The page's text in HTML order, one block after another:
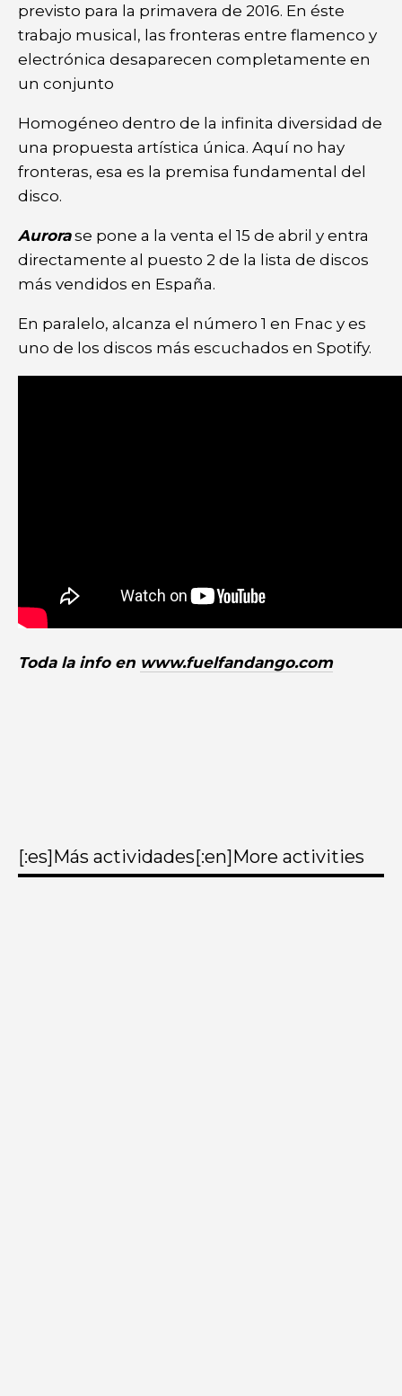
previsto para la primavera de 2016. En éste
trabajo musical, las fronteras entre flamenco y
electrónica desaparecen completamente en
un conjunto
Homogéneo dentro de la infinita diversidad de
una propuesta artística única. Aquí no hay
fronteras, esa es la premisa fundamental del
disco.
Aurorase pone a la venta el 15 de abril y entra
directamente al puesto 2 de la lista de discos
más vendidos en España.
En paralelo, alcanza el número 1 en Fnac y es
uno de los discos más escuchados en Spotify.
Toda la info en www.fuelfandango.com
[:es]Más actividades[:en]More activities